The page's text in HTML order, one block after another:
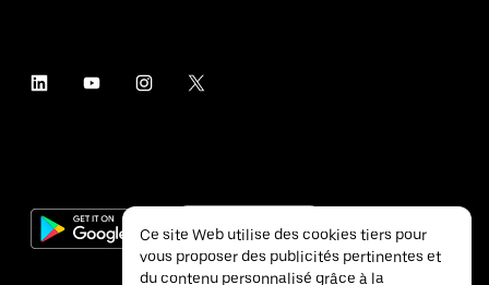
Ce site Web utilise des cookies tiers pour
vous proposer des publicités pertinentes et
du contenu personnalisé grâce à la